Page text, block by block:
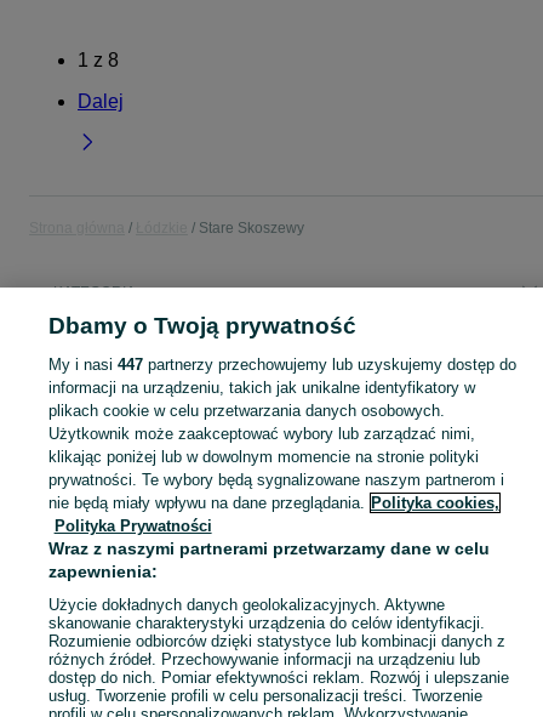
1 z 8
Dalej
Stare Skoszewy
KATEGORIA
wycinka krzewów
Zobacz
Mapa kategorii
Mapa miejscowości
Mapa ministron
Popularne wyszukiwania
Dbamy o Twoją prywatność
My i nasi 447partnerzy przechowujemy lub uzyskujemy dostęp do
informacji na urządzeniu, takich jak unikalne identyfikatory w
plikach cookie w celu przetwarzania danych osobowych.
Użytkownik może zaakceptować wybory lub zarządzać nimi,
klikając poniżej lub w dowolnym momencie na stronie polityki
prywatności. Te wybory będą sygnalizowane naszym partnerom i
nie będą miały wpływu na dane przeglądania. Polityka cookies,
Polityka Prywatności
Wraz z naszymi partnerami przetwarzamy dane w celu
zapewnienia:
Użycie dokładnych danych geolokalizacyjnych. Aktywne
skanowanie charakterystyki urządzenia do celów identyfikacji.
Rozumienie odbiorców dzięki statystyce lub kombinacji danych z
różnych źródeł. Przechowywanie informacji na urządzeniu lub
dostęp do nich. Pomiar efektywności reklam. Rozwój i ulepszanie
usług. Tworzenie profili w celu personalizacji treści. Tworzenie